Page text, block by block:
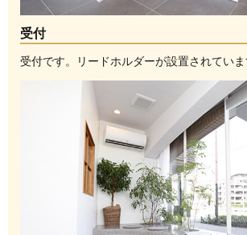
受付
受付です。リードホルダーが設置されていま